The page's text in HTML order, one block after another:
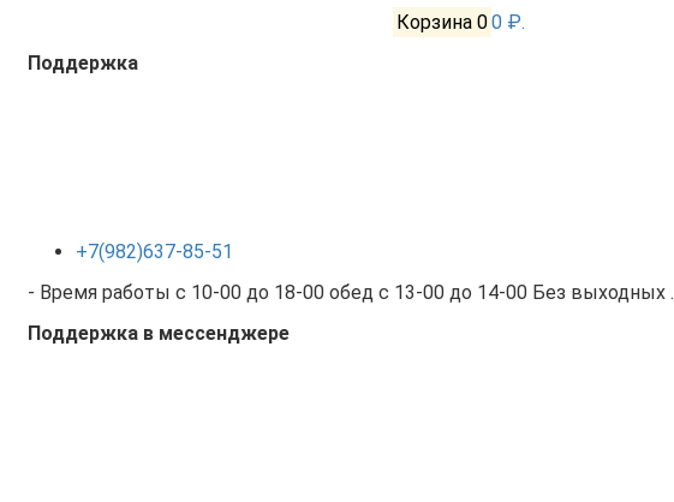
Корзина 00 ₽.
Поддержка
+7(982)637-85-51
- Время работы с 10-00 до 18-00 обед с 13-00 до 14-00 Без выходных .
Поддержка в мессенджере